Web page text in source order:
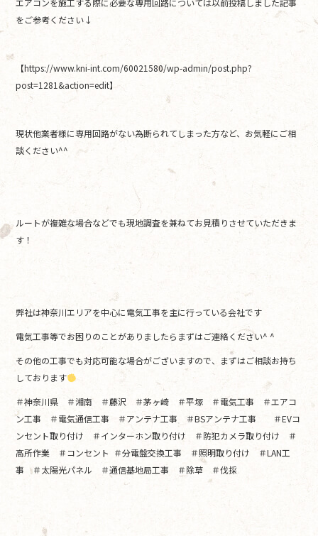
エアコンを施工する際に必要な専用回路については以前投稿しました記事
をご参考ください↓
【https://www.kni-int.com/60021580/wp-admin/post.php?
post=1281&action=edit】
現状他業者様に専用回路がない為断られてしまった方など、お気軽にご相
談ください^^
ルートが複雑な場合などでも現地調査を兼ねてお見積りさせていただきま
す！
弊社は神奈川エリアを中心に電気工事を主に行っている会社です
電気工事等でお困りのことがありましたらまずはご連絡ください^ ^
その他の工事でも対応可能な場合がございますので、まずはご相談お持ち
しております
＃神奈川県 ＃湘南 ＃藤沢 ＃茅ヶ崎 ＃平塚 ＃電気工事 ＃エアコ
ン工事 ＃電気通信工事 ＃アンテナ工事 ＃BSアンテナ工事 ＃EVコ
ンセント取り付け ＃インターホン取り付け ＃防犯カメラ取り付け ＃
高所作業 ＃コンセント ＃分電盤交換工事 ＃照明取り付け ＃LAN工
事 ＃太陽光パネル ＃通信基地局工事 ＃除草 ＃伐採